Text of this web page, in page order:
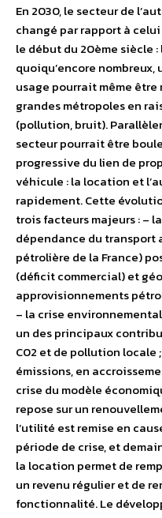
En 2030, le secteur de
changé par rapport à
le début du 20ème siècle
quoiqu’encore
usage pourrait même
grandes métropoles en
(pollution, bruit).
secteur pourrait être
progressive du lien de
véhicule : la location et
rapidement. Cette
trois facteurs majeurs : –
dépendance du transport
pétrolière de la France)
(déficit commercial) et
approvisionnements
– la crise
un des principaux
C02 et de pollution locale
émissions, en
crise du modèle
repose sur un
l’utilité est remise en
période de crise, et
la location permet de
un revenu régulier et de
fonctionnalité. Le